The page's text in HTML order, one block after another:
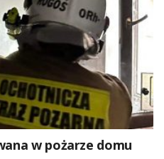
w pożarze domu